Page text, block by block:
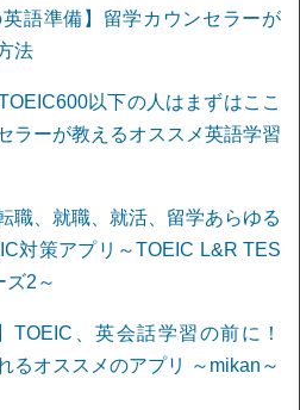
英語準備】留学カウンセラーが
法
以下の人はまずはここ
ラーが教えるオススメ英語学習
職、就職、就活、留学あらゆる
対策アプリ～TOEIC L&R TES
2～
TOEIC、英会話学習の前に！
るオススメのアプリ ～mikan～